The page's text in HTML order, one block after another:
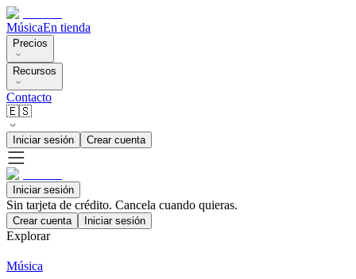
MúsicaEn tienda
Precios
Recursos
Contacto
🇪🇸
Iniciar sesión Crear cuenta
Iniciar sesión
Sin tarjeta de crédito. Cancela cuando quieras.
Crear cuenta Iniciar sesión
Explorar
Música